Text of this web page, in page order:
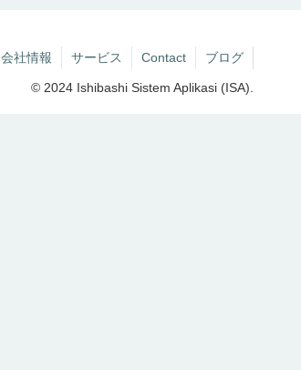
会社情報 サービス Contact ブログ
© 2024 Ishibashi Sistem Aplikasi (ISA).